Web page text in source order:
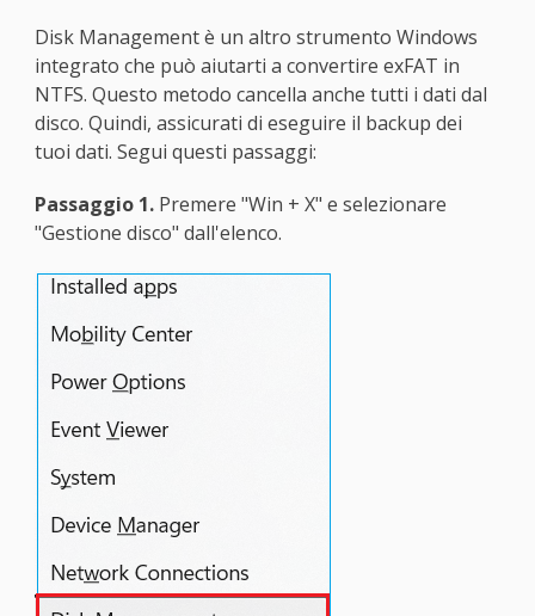
Disk Management è un altro strumento Windows
integrato che può aiutarti a convertire exFAT in
NTFS. Questo metodo cancella anche tutti i dati dal
disco. Quindi, assicurati di eseguire il backup dei
tuoi dati. Segui questi passaggi:
Passaggio 1.Premere "Win + X" e selezionare
"Gestione disco" dall'elenco.